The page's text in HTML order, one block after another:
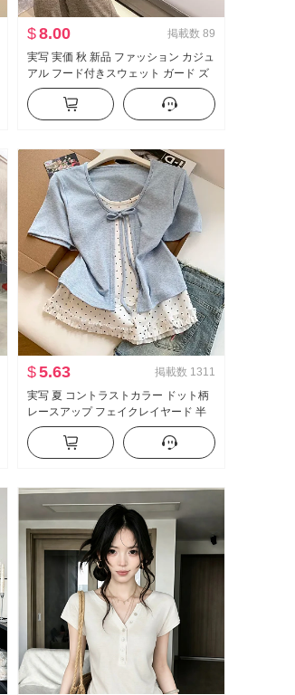
$8.00 掲載数 89
実写 実価 秋 新品 ファッション カジュ
アル フード付きスウェット ガード ズ
ボン スリム効果 セットアップ スポー
ツスーツ 女性 トレンド
$5.63 掲載数 1311
実写 夏 コントラストカラー ドット柄
レースアップ フェイクレイヤード 半
袖 Tシャツ 女性 夏 新品 スイートスタ
イル マイナー トップス